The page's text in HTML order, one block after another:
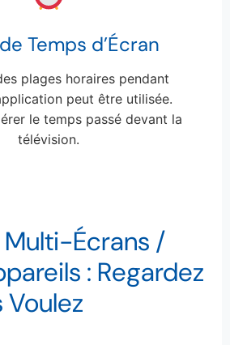
Temps d’Écran
plages horaires pendant
peut être utilisée.
le temps passé devant la
télévision.
Écrans /
: Regardez
Voulez